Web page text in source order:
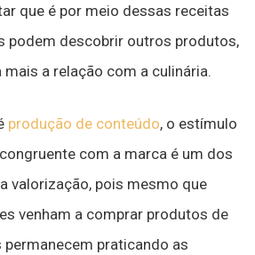
que é por meio dessas receitas
podem descobrir outros produtos,
a relação com a culinária.
produção de conteúdo, o estímulo
com a marca é um dos
valorização, pois mesmo que
venham a comprar produtos de
praticando as